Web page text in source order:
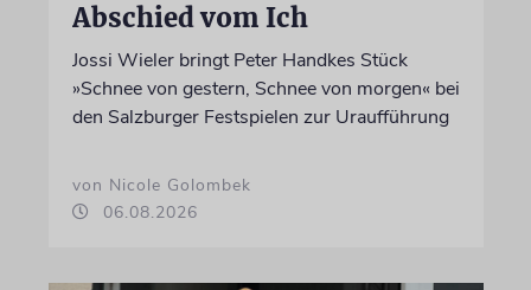
Abschied vom Ich
Jossi Wieler bringt Peter Handkes Stück
»Schnee von gestern, Schnee von morgen« bei
den Salzburger Festspielen zur Uraufführung
von Nicole Golombek
06.08.2026